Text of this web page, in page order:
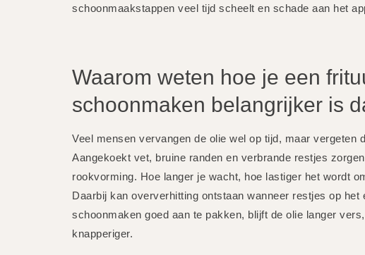
schoonmaakstappen veel tijd scheelt en schade aan het
Waarom weten hoe je een
schoonmaken belangrijker is
Veel mensen vervangen de olie wel op tijd, maar vergeten
Aangekoekt vet, bruine randen en verbrande restjes
rookvorming. Hoe langer je wacht, hoe lastiger het wordt
Daarbij kan oververhitting ontstaan wanneer restjes op het
schoonmaken goed aan te pakken, blijft de olie langer
knapperiger.